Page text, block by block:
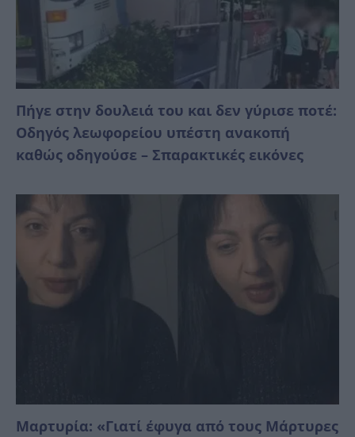
Πήγε στην δουλειά του και δεν γύρισε ποτέ:
Οδηγός λεωφορείου υπέστη ανακοπή
καθώς οδηγούσε – Σπαρακτικές εικόνες
Μαρτυρία: «Γιατί έφυγα από τους Μάρτυρες